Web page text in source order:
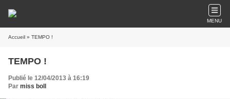
MENU
Accueil » TEMPO !
TEMPO !
Publié le 12/04/2013 à 16:19
Par miss boll